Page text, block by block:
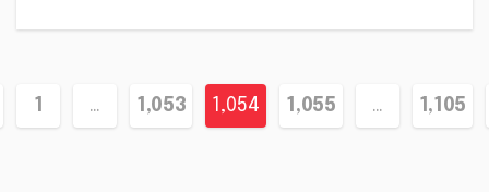
1 … 1,053 1,054 1,055 … 1,105